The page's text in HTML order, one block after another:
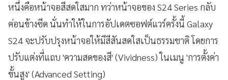
หนึ่งคือหน้าจอสีสดใสมาก ทว่าหน้าจอของ S24 Series กลับ
ค่อนข้างซีด นั่นทำให้ในการอัปเดตซอฟต์แวร์ครั้งนี้ Galaxy
S24 จะปรับปรุงหน้าจอให้มีสีสันสดใสเป็นธรรมชาติ โดยการ
ปรับแต่งที่แถบ 'ความสดของสี' (Vividness) ในเมนู 'การตั้งค่า
ขั้นสูง' (Advanced Setting)